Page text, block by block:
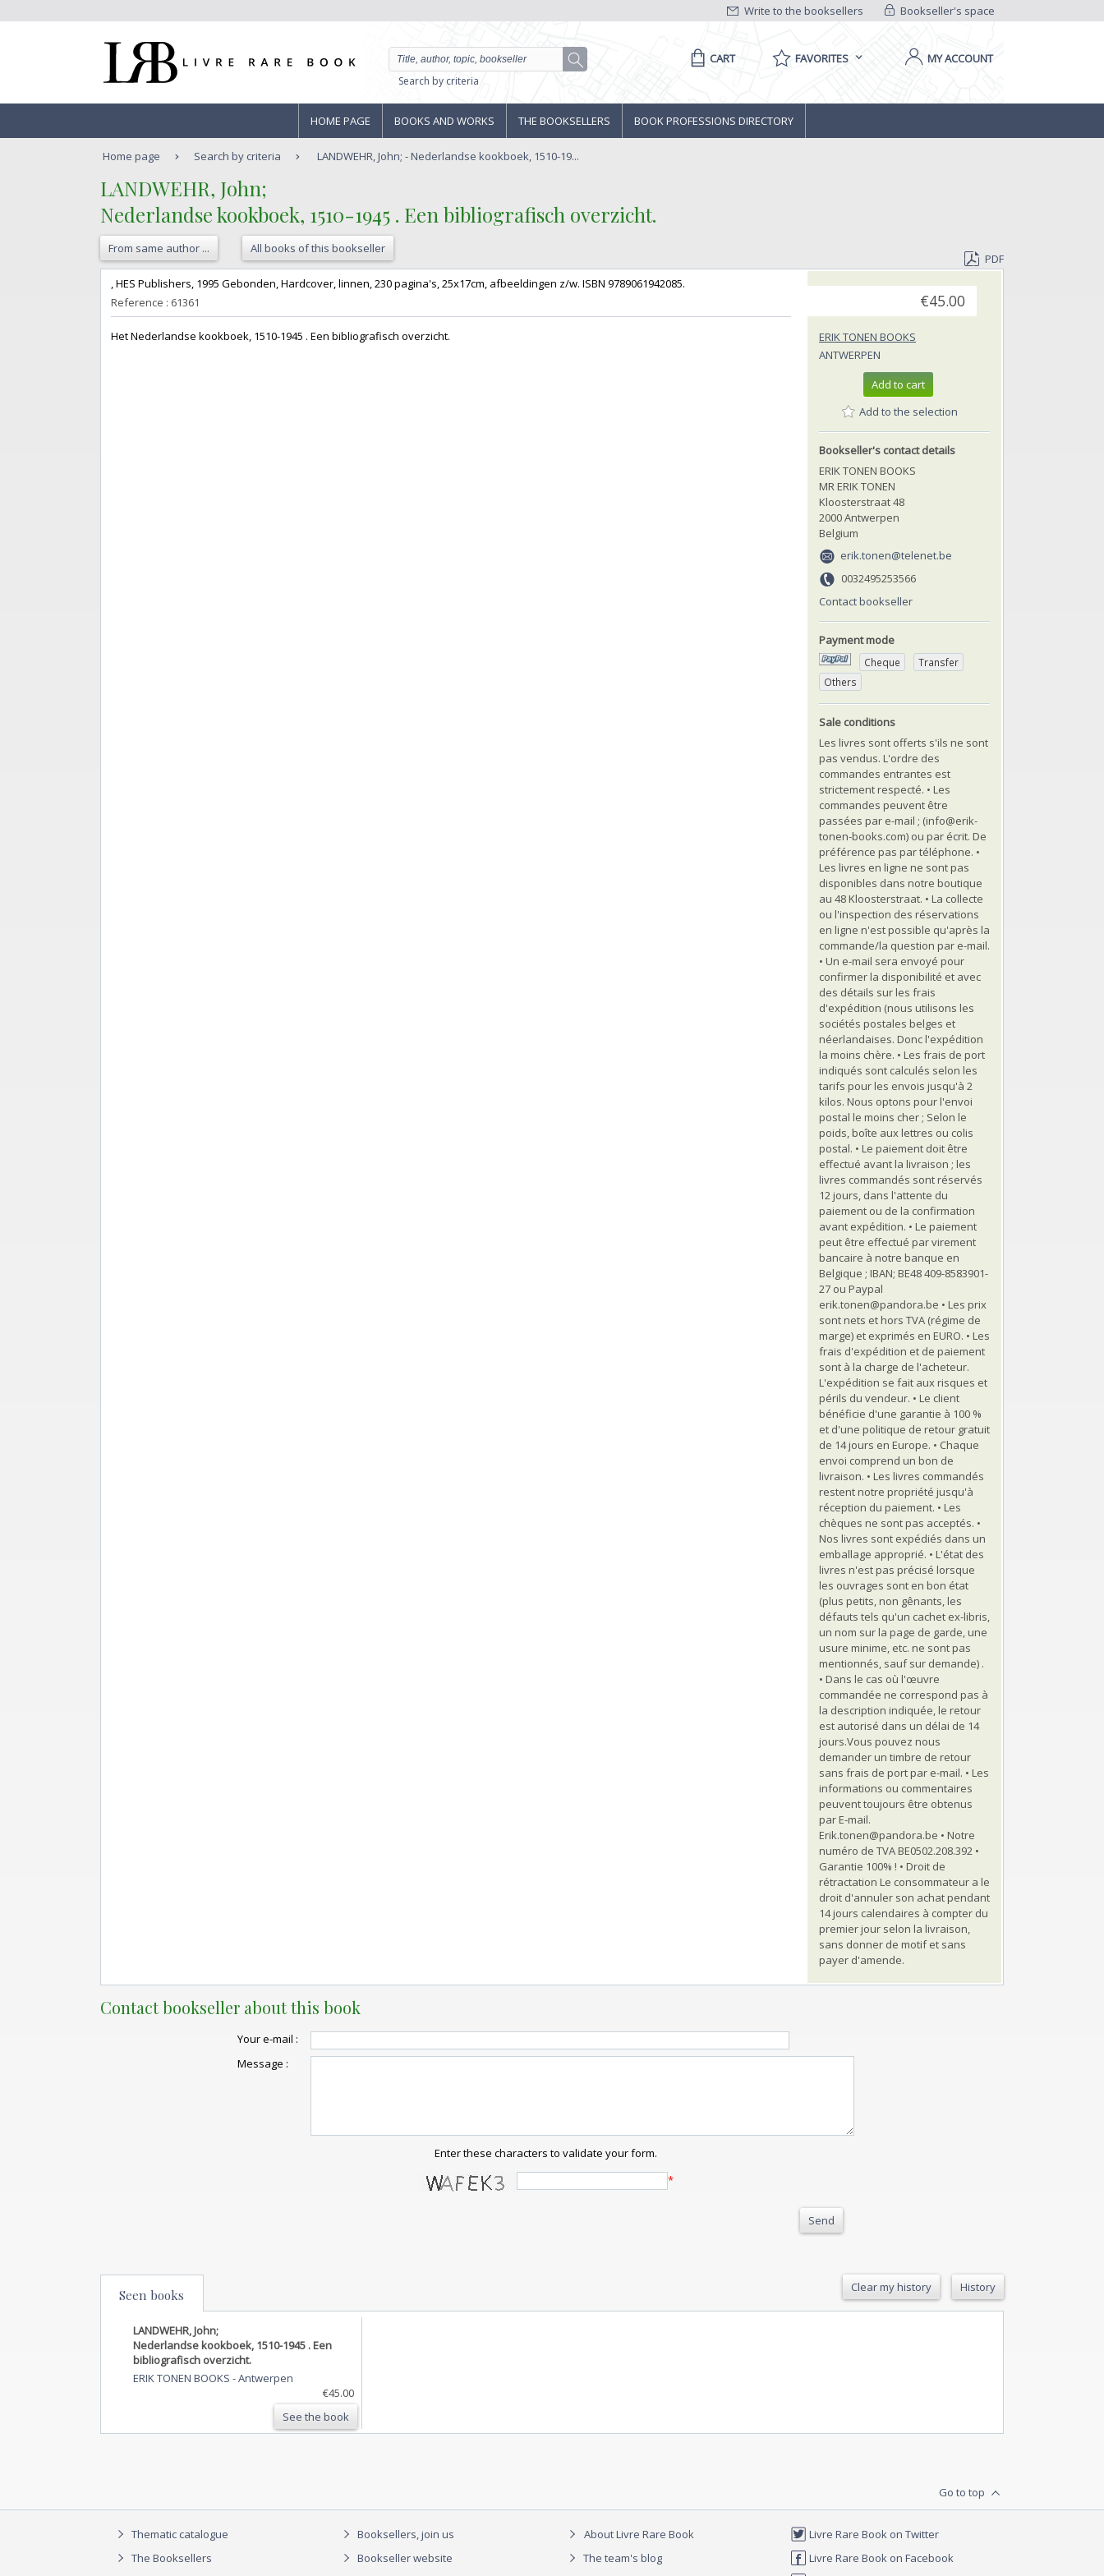
Bookseller's space
Write to the booksellers
Search by criteria
CART FAVORITES MY ACCOUNT
HOME PAGE BOOKS AND WORKS THE BOOKSELLERS BOOK PROFESSIONS DIRECTORY
Home page Search by criteria LANDWEHR, John; - Nederlandse kookboek, 1510-19...
‎LANDWEHR, John;‎
‎Nederlandse kookboek, 1510-1945 . Een bibliografisch overzicht.‎
From same author ... All books of this bookseller
PDF
‎, HES Publishers, 1995 Gebonden, Hardcover, linnen, 230 pagina's, 25x17cm, afbeeldingen z/w. ISBN 9789061942085.‎
Reference : 61361
‎Het Nederlandse kookboek, 1510-1945 . Een bibliografisch overzicht.‎
€45.00
ERIK TONEN BOOKS
ANTWERPEN
Add to cart
Add to the selection
Bookseller's contact details
ERIK TONEN BOOKS
MR ERIK TONEN
Kloosterstraat 48
2000 Antwerpen
Belgium
erik.tonen@telenet.be
0032495253566
Contact bookseller
Payment mode
Cheque
Transfer
Others
Sale conditions
Les livres sont offerts s'ils ne sont
pas vendus. L'ordre des
commandes entrantes est
strictement respecté. • Les
commandes peuvent être
passées par e-mail ; (info@erik-
tonen-books.com) ou par écrit. De
préférence pas par téléphone. •
Les livres en ligne ne sont pas
disponibles dans notre boutique
au 48 Kloosterstraat. • La collecte
ou l'inspection des réservations
en ligne n'est possible qu'après la
commande/la question par e-mail.
• Un e-mail sera envoyé pour
confirmer la disponibilité et avec
des détails sur les frais
d'expédition (nous utilisons les
sociétés postales belges et
néerlandaises. Donc l'expédition
la moins chère. • Les frais de port
indiqués sont calculés selon les
tarifs pour les envois jusqu'à 2
kilos. Nous optons pour l'envoi
postal le moins cher ; Selon le
poids, boîte aux lettres ou colis
postal. • Le paiement doit être
effectué avant la livraison ; les
livres commandés sont réservés
12 jours, dans l'attente du
paiement ou de la confirmation
avant expédition. • Le paiement
peut être effectué par virement
bancaire à notre banque en
Belgique ; IBAN; BE48 409-8583901-
27 ou Paypal
erik.tonen@pandora.be • Les prix
sont nets et hors TVA (régime de
marge) et exprimés en EURO. • Les
frais d'expédition et de paiement
sont à la charge de l'acheteur.
L'expédition se fait aux risques et
périls du vendeur. • Le client
bénéficie d'une garantie à 100 %
et d'une politique de retour gratuit
de 14 jours en Europe. • Chaque
envoi comprend un bon de
livraison. • Les livres commandés
restent notre propriété jusqu'à
réception du paiement. • Les
chèques ne sont pas acceptés. •
Nos livres sont expédiés dans un
emballage approprié. • L'état des
livres n'est pas précisé lorsque
les ouvrages sont en bon état
(plus petits, non gênants, les
défauts tels qu'un cachet ex-libris,
un nom sur la page de garde, une
usure minime, etc. ne sont pas
mentionnés, sauf sur demande) .
• Dans le cas où l'œuvre
commandée ne correspond pas à
la description indiquée, le retour
est autorisé dans un délai de 14
jours.Vous pouvez nous
demander un timbre de retour
sans frais de port par e-mail. • Les
informations ou commentaires
peuvent toujours être obtenus
par E-mail.
Erik.tonen@pandora.be • Notre
numéro de TVA BE0502.208.392 •
Garantie 100% ! • Droit de
rétractation Le consommateur a le
droit d'annuler son achat pendant
14 jours calendaires à compter du
premier jour selon la livraison,
sans donner de motif et sans
payer d'amende.
Contact bookseller about this book
Your e-mail :
Message :
Enter these characters to validate your form.
*
Send
Seen books Clear my history History
LANDWEHR, John;
Nederlandse kookboek, 1510-1945 . Een
bibliografisch overzicht.
ERIK TONEN BOOKS -Antwerpen
€45.00
See the book
Go to top
Thematic catalogue
The Booksellers
Booksellers, join us
Bookseller website
About Livre Rare Book
The team's blog
Livre Rare Book on Twitter
Livre Rare Book on Facebook